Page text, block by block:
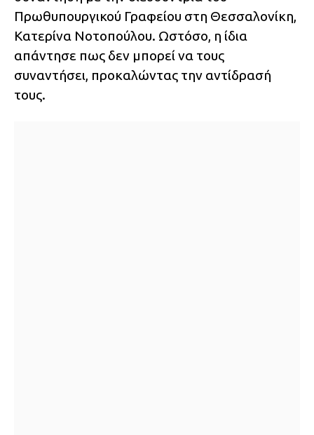
Πρωθυπουργικού Γραφείου στη Θεσσαλονίκη,
Κατερίνα Νοτοπούλου. Ωστόσο, η ίδια
απάντησε πως δεν μπορεί να τους
συναντήσει, προκαλώντας την αντίδρασή
τους.